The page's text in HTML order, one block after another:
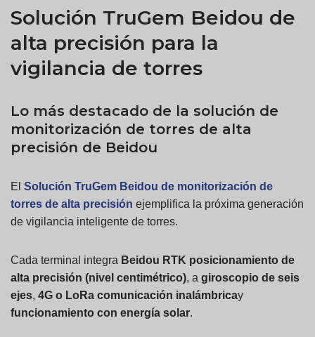
Solución TruGem Beidou de
alta precisión para la
vigilancia de torres
Lo más destacado de la solución de
monitorización de torres de alta
precisión de Beidou
El Solución TruGem Beidou de monitorización de
torres de alta precisión ejemplifica la próxima generación
de vigilancia inteligente de torres.
Cada terminal integra Beidou RTK posicionamiento de
alta precisión (nivel centimétrico), a giroscopio de seis
ejes, 4G o LoRa comunicación inalámbricay
funcionamiento con energía solar.